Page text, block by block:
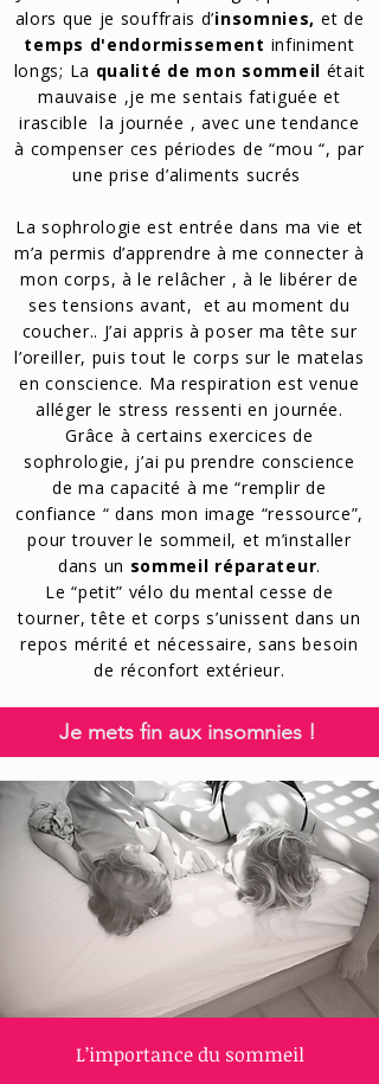
alors que je souffrais d’insomnies, et de
temps d'endormissement infiniment
longs; La qualité de mon sommeil était
mauvaise ,je me sentais fatiguée et
irascible la journée , avec une tendance
à compenser ces périodes de “mou “, par
une prise d’aliments sucrés
La sophrologie est entrée dans ma vie et
m’a permis d’apprendre à me connecter à
mon corps, à le relâcher , à le libérer de
ses tensions avant, et au moment du
coucher.. J’ai appris à poser ma tête sur
l’oreiller, puis tout le corps sur le matelas
en conscience. Ma respiration est venue
alléger le stress ressenti en journée.
Grâce à certains exercices de
sophrologie, j’ai pu prendre conscience
de ma capacité à me “remplir de
confiance “ dans mon image “ressource”,
pour trouver le sommeil, et m’installer
dans un sommeil réparateur.
Le “petit” vélo du mental cesse de
tourner, tête et corps s’unissent dans un
repos mérité et nécessaire, sans besoin
de réconfort extérieur.
Je mets fin aux insomnies !
L’importance du sommeil